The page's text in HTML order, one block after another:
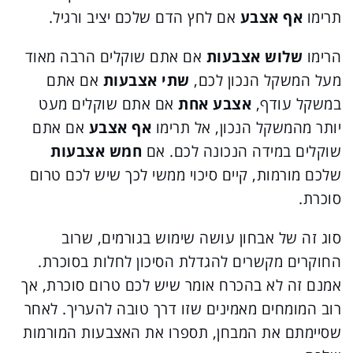
תרימו אף אצבע אם לחץ הדם שלכם יציב ורגיל.
הרימו שלוש אצבעות אם אתם שוקלים הרבה מאוד
מעל המשקל הנכון לכם, שתי אצבעות אם אתם
במשקל עודף, אצבע אחת אם אתם שוקלים מעט
יותר מהמשקל הנכון, אל תרימו אף אצבע אם אתם
שוקלים במידה הנכונה לכם. אם חמש אצבעות
שלכם מורמות, קיים סיכוי ממשי לכך שיש לכם טרום
סוכרת.
סוג זה של אבחון עושה שימוש בגורמים, שרוב
החוקרים מקשרים להגדלת הסיכון לחלות בסוכרת.
אמנם זה לא בהכרח אומר שיש לכם טרום סוכרת, אך
רוב המומחים מאמינים שזו דרך טובה להעריך. לאחר
שסיימתם את המבחן, תספרו את האצבעות המורמות